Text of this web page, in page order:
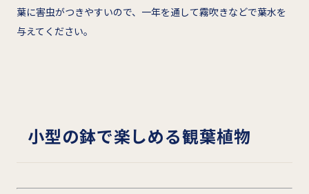
葉に害虫がつきやすいので、一年を通して霧吹きなどで葉水を
与えてください。
小型の鉢で楽しめる観葉植物